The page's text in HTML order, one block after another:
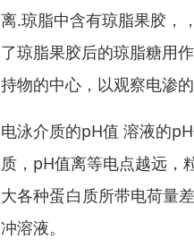
离.琼脂中含有琼脂果胶，
了琼脂果胶后的琼脂糖用
持物的中心，以观察电渗的
电泳介质的pH值 溶液的
质，pH值离等电点越远，
大各种蛋白质所带电荷量
冲溶液。